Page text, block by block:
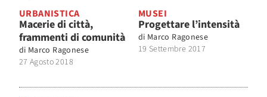
URBANISTICA
Macerie di città,
frammenti di comunità
di Marco Ragonese
27 Agosto 2018
MUSEI
Progettare l’intensità
di Marco Ragonese
19 Settembre 2017